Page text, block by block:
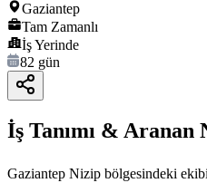
Gaziantep
Tam Zamanlı
İş Yerinde
82 gün
İş Tanımı &
Gaziantep Nizip bölgesindeki